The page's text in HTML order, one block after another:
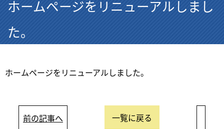
ホームページをリニューアルしまし
た。
ホームページをリニューアルしました。
前の記事へ 一覧に戻る